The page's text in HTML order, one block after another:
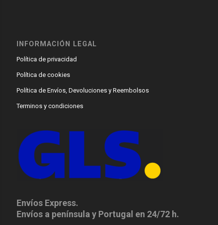
INFORMACIÓN LEGAL
Política de privacidad
Política de cookies
Política de Envíos, Devoluciones y Reembolsos
Terminos y condiciones
Envíos Express.
Envíos a península y Portugal en 24/72 h.